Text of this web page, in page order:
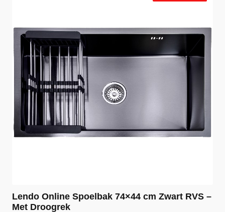
Lendo Online Spoelbak 74×44 cm Zwart RVS –
Met Droogrek